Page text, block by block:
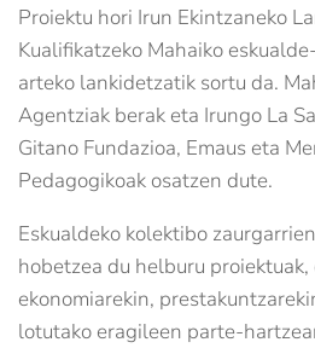
Proiektu hori Irun Ekintzaneko
Kualifikatzeko Mahaiko
arteko lankidetzatik sortu da.
Agentziak berak eta Irungo La
Gitano Fundazioa, Emaus eta
Pedagogikoak osatzen dute.
Eskualdeko kolektibo
hobetzea du helburu
ekonomiarekin,
lotutako eragileen parte-